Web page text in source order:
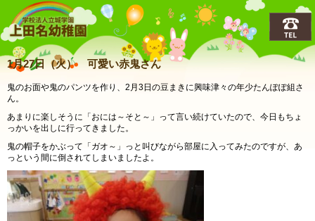
上田名(うえだな)幼稚園
1月27日（火） 可愛い赤鬼さん
鬼のお面や鬼のパンツを作り、2月3日の豆まきに興味津々の年少たんぽぽ組さ
ん。
あまりに楽しそうに「おには～そと～」って言い続けていたので、今日もちょ
っかいを出しに行ってきました。
鬼の帽子をかぶって「ガオ～」っと叫びながら部屋に入ってみたのですが、あ
っという間に倒されてしまいましたよ。